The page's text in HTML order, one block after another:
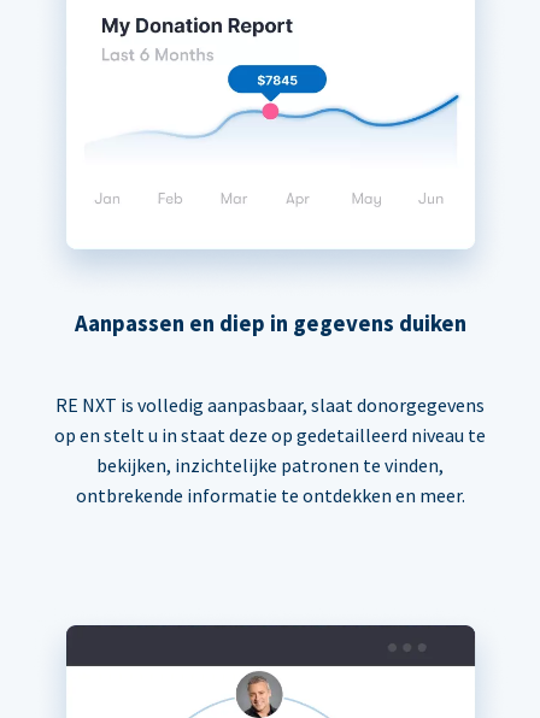
Aanpassen en diep in gegevens duiken
RE NXT is volledig aanpasbaar, slaat donorgegevens
op en stelt u in staat deze op gedetailleerd niveau te
bekijken, inzichtelijke patronen te vinden,
ontbrekende informatie te ontdekken en meer.